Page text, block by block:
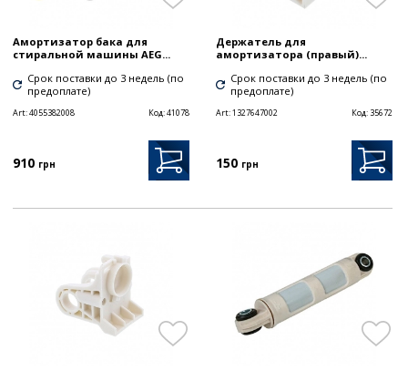
Амортизатор бака для
стиральной машины AEG...
Срок поставки до 3 недель (по
предоплате)
Art:4055382008 Код:41078
910 грн
Держатель для
амортизатора (правый)...
Срок поставки до 3 недель (по
предоплате)
Art:1327647002 Код: 35672
150 грн